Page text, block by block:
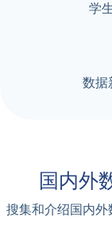
学
数据
国内外
搜集和介绍国内